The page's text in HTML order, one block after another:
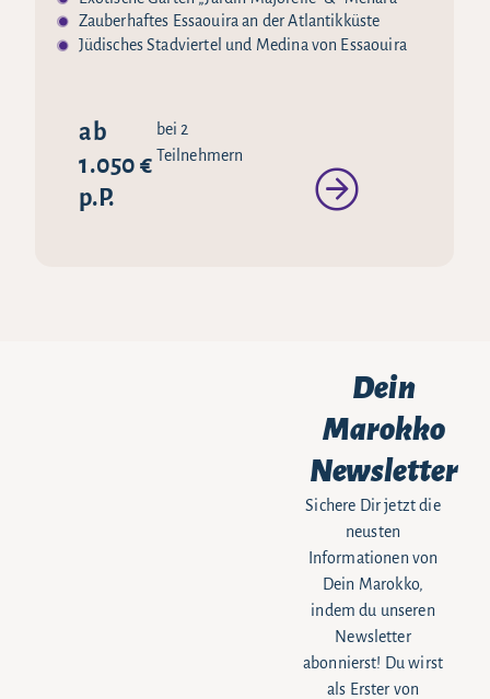
Zauberhaftes Essaouira an der Atlantikküste
Jüdisches Stadviertel und Medina von Essaouira
ab
1.050 €
p.P.
bei 2
Teilnehmern
Dein
Marokko
Newsletter
Sichere Dir jetzt die
neusten
Informationen von
Dein Marokko,
indem du unseren
Newsletter
abonnierst! Du wirst
als Erster von